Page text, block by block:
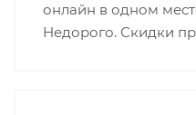
онлайн в одном
Недорого. Скидки